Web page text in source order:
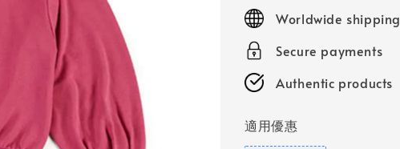
priceWorldwide shipping
Secure payments
Authentic products
適用優惠